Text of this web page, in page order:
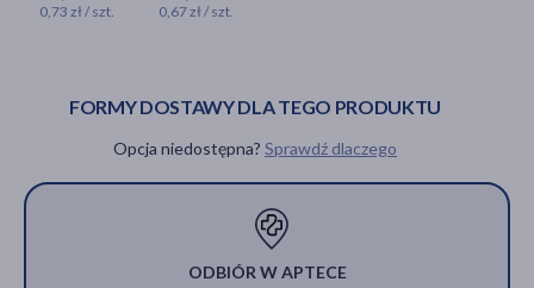
0,73 zł / szt.
szt.
0,67 zł / szt.
FORMY DOSTAWY DLA TEGO PRODUKTU
Opcja niedostępna? Sprawdź dlaczego
ODBIÓR W APTECE